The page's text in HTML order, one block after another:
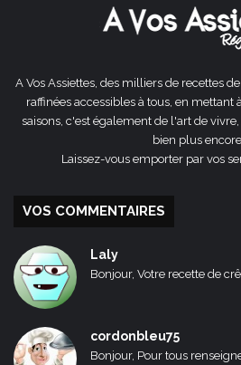
A Vos Assiettes, des milliers de recettes
raffinées accessibles à tous, en
saisons, c'est également de l'art de
bien plus
Laissez-vous emporter par vos
VOS COMMENTAIRES
Laly
Bonjour, Votre recette de
cordonbleu75
Bonjour, Pour tous